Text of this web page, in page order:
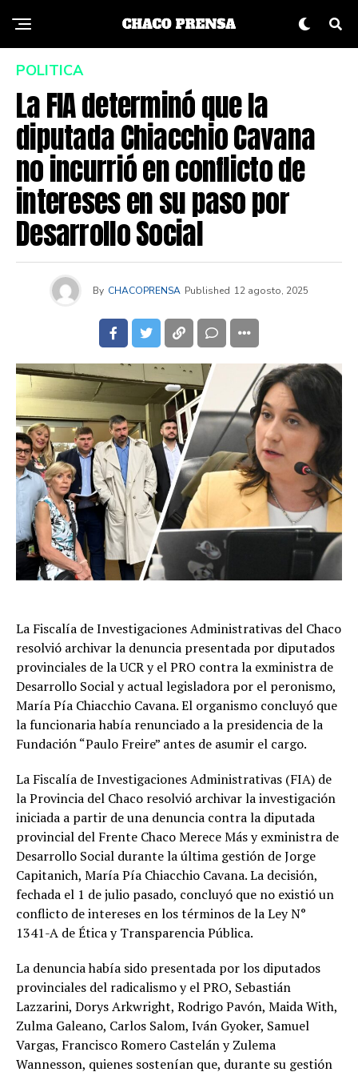
POLITICA
La FIA determinó que la
diputada Chiacchio Cavana
no incurrió en conflicto de
intereses en su paso por
Desarrollo Social
By CHACOPRENSA Published 12 agosto, 2025
La Fiscalía de Investigaciones Administrativas del Chaco
resolvió archivar la denuncia presentada por diputados
provinciales de la UCR y el PRO contra la exministra de
Desarrollo Social y actual legisladora por el peronismo,
María Pía Chiacchio Cavana. El organismo concluyó que
la funcionaria había renunciado a la presidencia de la
Fundación “Paulo Freire” antes de asumir el cargo.
La Fiscalía de Investigaciones Administrativas (FIA) de
la Provincia del Chaco resolvió archivar la investigación
iniciada a partir de una denuncia contra la diputada
provincial del Frente Chaco Merece Más y exministra de
Desarrollo Social durante la última gestión de Jorge
Capitanich, María Pía Chiacchio Cavana. La decisión,
fechada el 1 de julio pasado, concluyó que no existió un
conflicto de intereses en los términos de la Ley N°
1341-A de Ética y Transparencia Pública.
La denuncia había sido presentada por los diputados
provinciales del radicalismo y el PRO, Sebastián
Lazzarini, Dorys Arkwright, Rodrigo Pavón, Maida With,
Zulma Galeano, Carlos Salom, Iván Gyoker, Samuel
Vargas, Francisco Romero Castelán y Zulema
Wannesson, quienes sostenían que, durante su gestión